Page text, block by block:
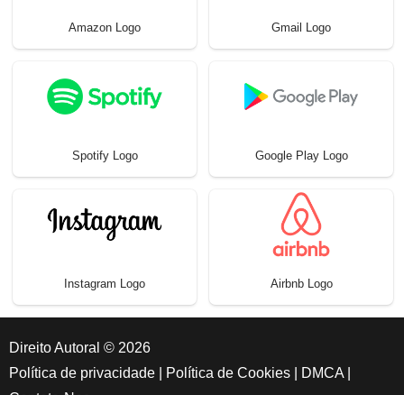
Amazon Logo Gmail Logo
Spotify Logo Google Play Logo
Instagram Logo Airbnb Logo
Direito Autoral © 2026
Política de privacidade
Política de Cookies DMCA